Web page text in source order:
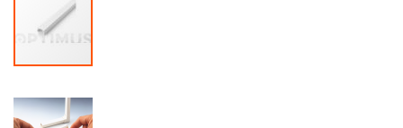
galería
imágenes